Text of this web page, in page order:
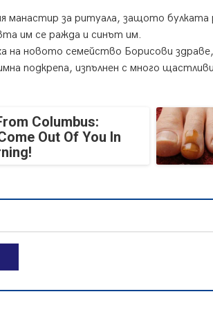
манастир за ритуала, защото
им се ражда и синът им.
на новото семейство Борисови
подкрепа, изпълнен с много
Columbus:
Out Of You In